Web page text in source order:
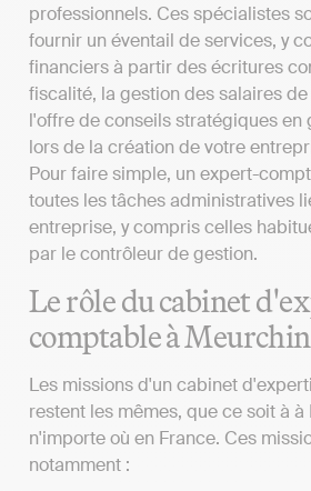
professionnels. Ces spécialistes
fournir un éventail de services, y
financiers à partir des écritures
fiscalité, la gestion des salaires de
l'offre de conseils stratégiques en
lors de la création de votre
Pour faire simple, un expert-
toutes les tâches administratives
entreprise, y compris celles
par le contrôleur de gestion.
Le rôle du cabinet
comptable à Meurchin
Les missions d'un cabinet
restent les mêmes, que ce soit à à
n'importe où en France. Ces
notamment :